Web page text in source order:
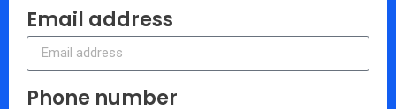
Email address
Phone number